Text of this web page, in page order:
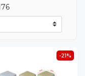
-21%